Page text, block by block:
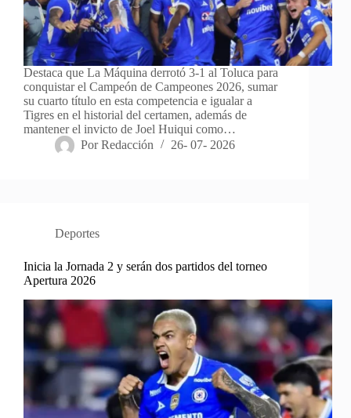
Destaca que La Máquina derrotó 3-1 al Toluca para
conquistar el Campeón de Campeones 2026, sumar
su cuarto título en esta competencia e igualar a
Tigres en el historial del certamen, además de
mantener el invicto de Joel Huiqui como…
Por Redacción 26- 07- 2026
Deportes
Inicia la Jornada 2 y serán dos partidos del torneo
Apertura 2026